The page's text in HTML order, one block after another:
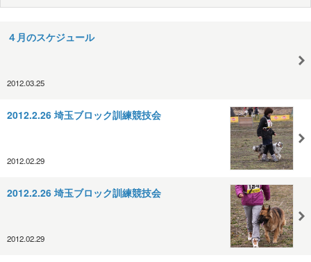
４月のスケジュール
2012.03.25
2012.2.26 埼玉ブロック訓練競技会
2012.02.29
2012.2.26 埼玉ブロック訓練競技会
2012.02.29